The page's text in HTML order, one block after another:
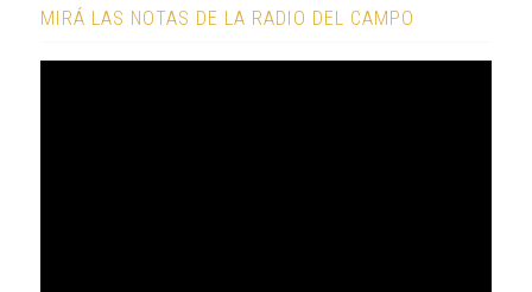
MIRÁ LAS NOTAS DE LA RADIO DEL CAMPO